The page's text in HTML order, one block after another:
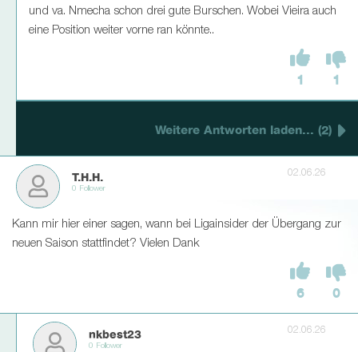
und va. Nmecha schon drei gute Burschen. Wobei Vieira auch
eine Position weiter vorne ran könnte..
1 1
Weitere Antworten laden... (2)
T.H.H.
0 Follower
02.06.26
Kann mir hier einer sagen, wann bei Ligainsider der Übergang zur
neuen Saison stattfindet? Vielen Dank
6 0
nkbest23
0 Follower
02.06.26